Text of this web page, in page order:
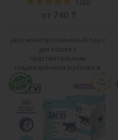
от 740 ₸
Jarvi монопротеиновый пауч
для кошек с
чувствительным
пищеварением (кусочки в